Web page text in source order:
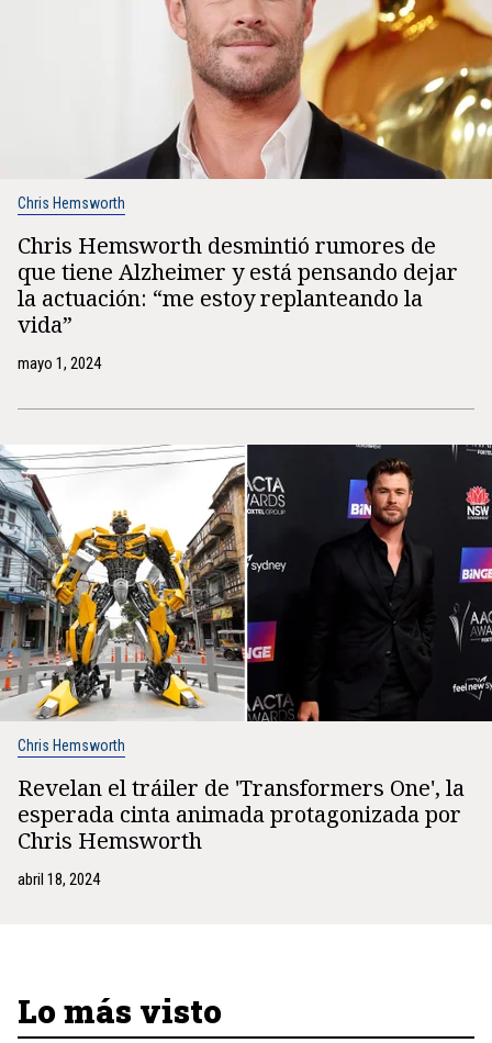
Chris Hemsworth
Chris Hemsworth desmintió rumores de
que tiene Alzheimer y está pensando dejar
la actuación: “me estoy replanteando la
vida”
mayo 1, 2024
Chris Hemsworth
Revelan el tráiler de 'Transformers One', la
esperada cinta animada protagonizada por
Chris Hemsworth
abril 18, 2024
Lo más visto